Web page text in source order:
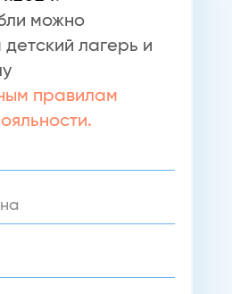
можно
детский лагерь и
правилам